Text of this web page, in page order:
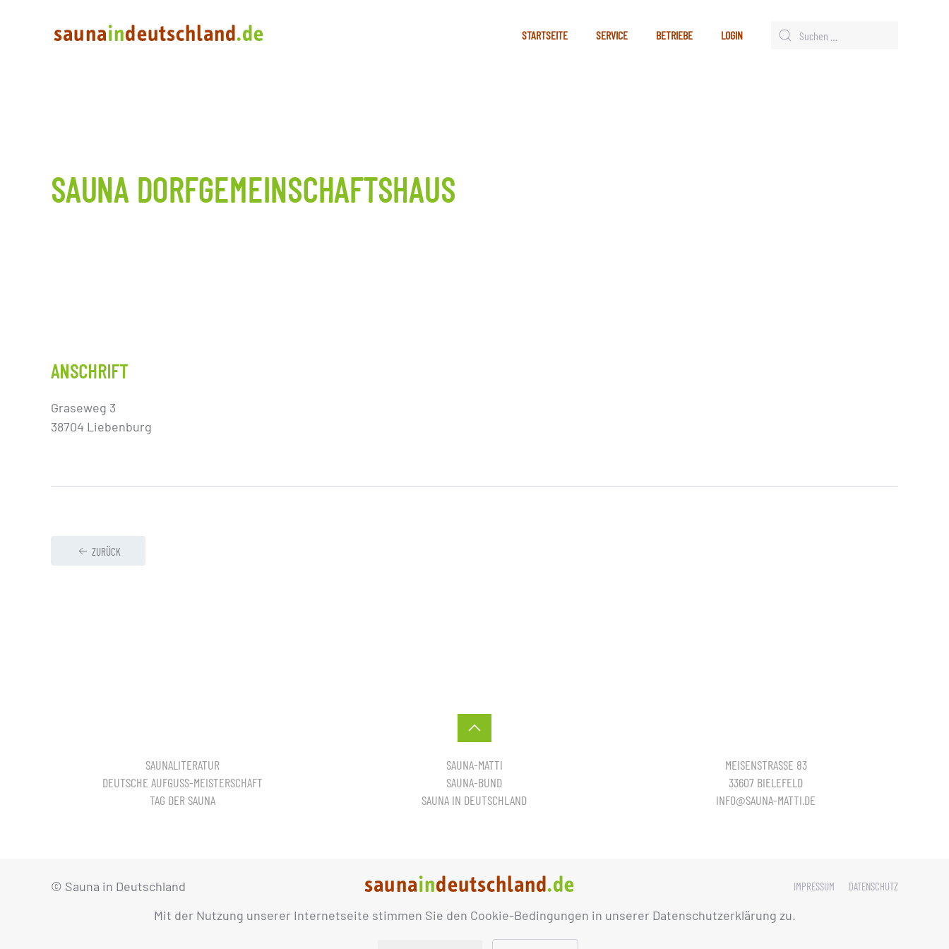
Mit der Nutzung unserer Internetseite stimmen Sie den Cookie-Bedingungen in unserer Datenschutzerklärung zu.
STARTSEITE SERVICE BETRIEBE LOGIN
SAUNA DORFGEMEINSCHAFTSHAUS
ANSCHRIFT
Graseweg 3
38704 Liebenburg
ZURÜCK
SAUNALITERATUR
DEUTSCHE AUFGUSS-MEISTERSCHAFT
TAG DER SAUNA
SAUNA-MATTI
SAUNA-BUND
SAUNA IN DEUTSCHLAND
MEISENSTRASSE 83
33607 BIELEFELD
INFO@SAUNA-MATTI.DE
© Sauna in Deutschland IMPRESSUM DATENSCHUTZ